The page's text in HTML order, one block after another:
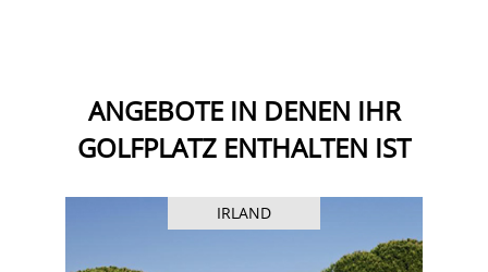
ANGEBOTE IN DENEN IHR
GOLFPLATZ ENTHALTEN IST
IRLAND